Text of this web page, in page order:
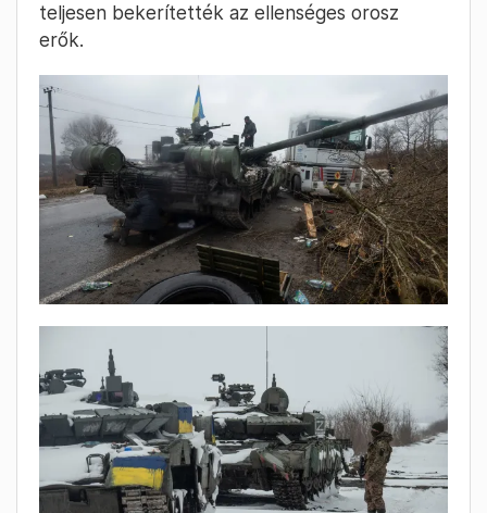
teljesen bekerítették az ellenséges orosz
erők.